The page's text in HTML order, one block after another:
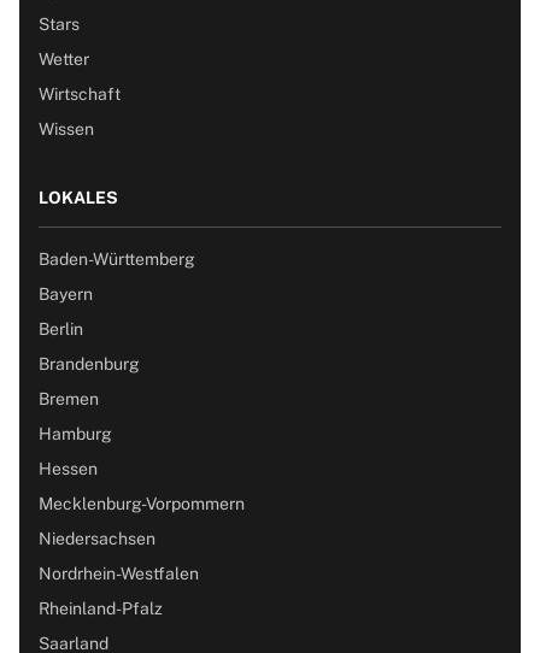
Stars
Wetter
Wirtschaft
Wissen
LOKALES
Baden-Württemberg
Bayern
Berlin
Brandenburg
Bremen
Hamburg
Hessen
Mecklenburg-Vorpommern
Niedersachsen
Nordrhein-Westfalen
Rheinland-Pfalz
Saarland